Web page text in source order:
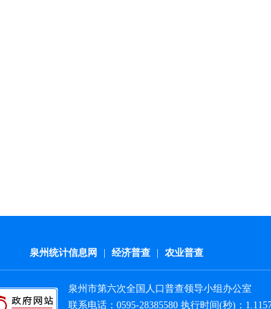
泉州统计信息网 经济普查 农业普查
泉州市第六次全国人口普查领导小组办公室
联系电话：0595-28385580 执行时间(秒)：